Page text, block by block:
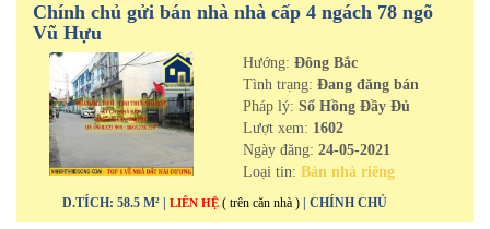
Chính chủ gửi bán nhà nhà cấp 4 ngách 78 ngõ
Vũ Hựu
Hướng: Đông Bắc
Tình trạng: Đang đăng bán
Pháp lý: Sổ Hồng Đầy Đủ
Lượt xem: 1602
Ngày đăng: 24-05-2021
Loại tin: Bán nhà riêng
D.TÍCH: 58.5 M² | LIÊN HỆ ( trên căn nhà ) | CHÍNH CHỦ